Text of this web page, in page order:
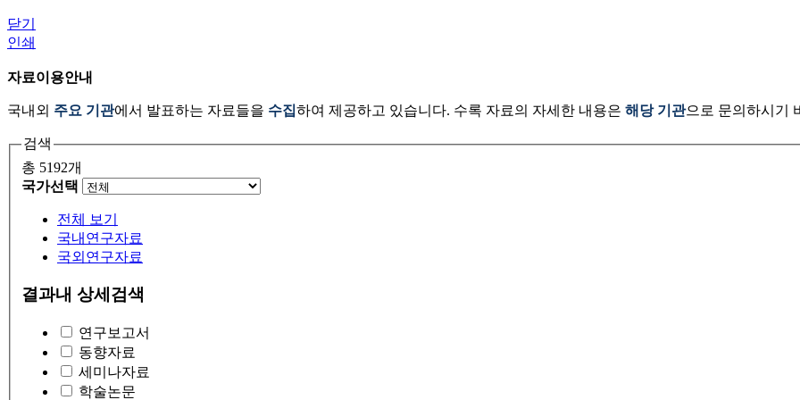
닫기
인쇄
자료이용안내
국내외 주요 기관에서 발표하는 자료들을 수집하여 제공하고 있습니다. 수록 자료의 자세한 내용은 해당 기관으로 문의하시기
검색
총 5192개
국가선택
전체 보기
국내연구자료
국외연구자료
결과내 상세검색
연구보고서
동향자료
세미나자료
학술논문